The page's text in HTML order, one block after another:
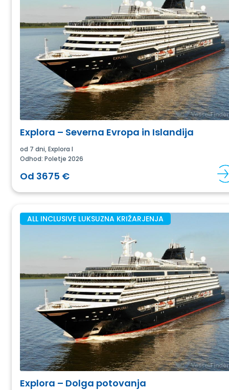
O NAS
Explora – Severna Evropa in Islandija
od 7 dni, Explora I
Odhod: Poletje 2026
Od 3675 €
ALL INCLUSIVE LUKSUZNA KRIŽARJENJA
Explora – Dolga potovanja